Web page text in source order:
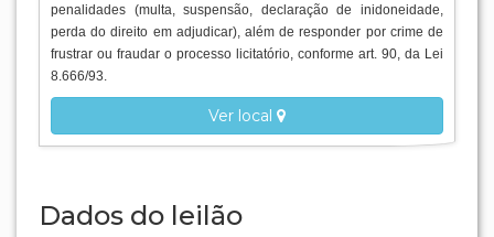
penalidades (multa, suspensão, declaração de inidoneidade,
perda do direito em adjudicar), além de responder por crime de
frustrar ou fraudar o processo licitatório, conforme art. 90, da Lei
8.666/93.
Ver local
Dados do leilão